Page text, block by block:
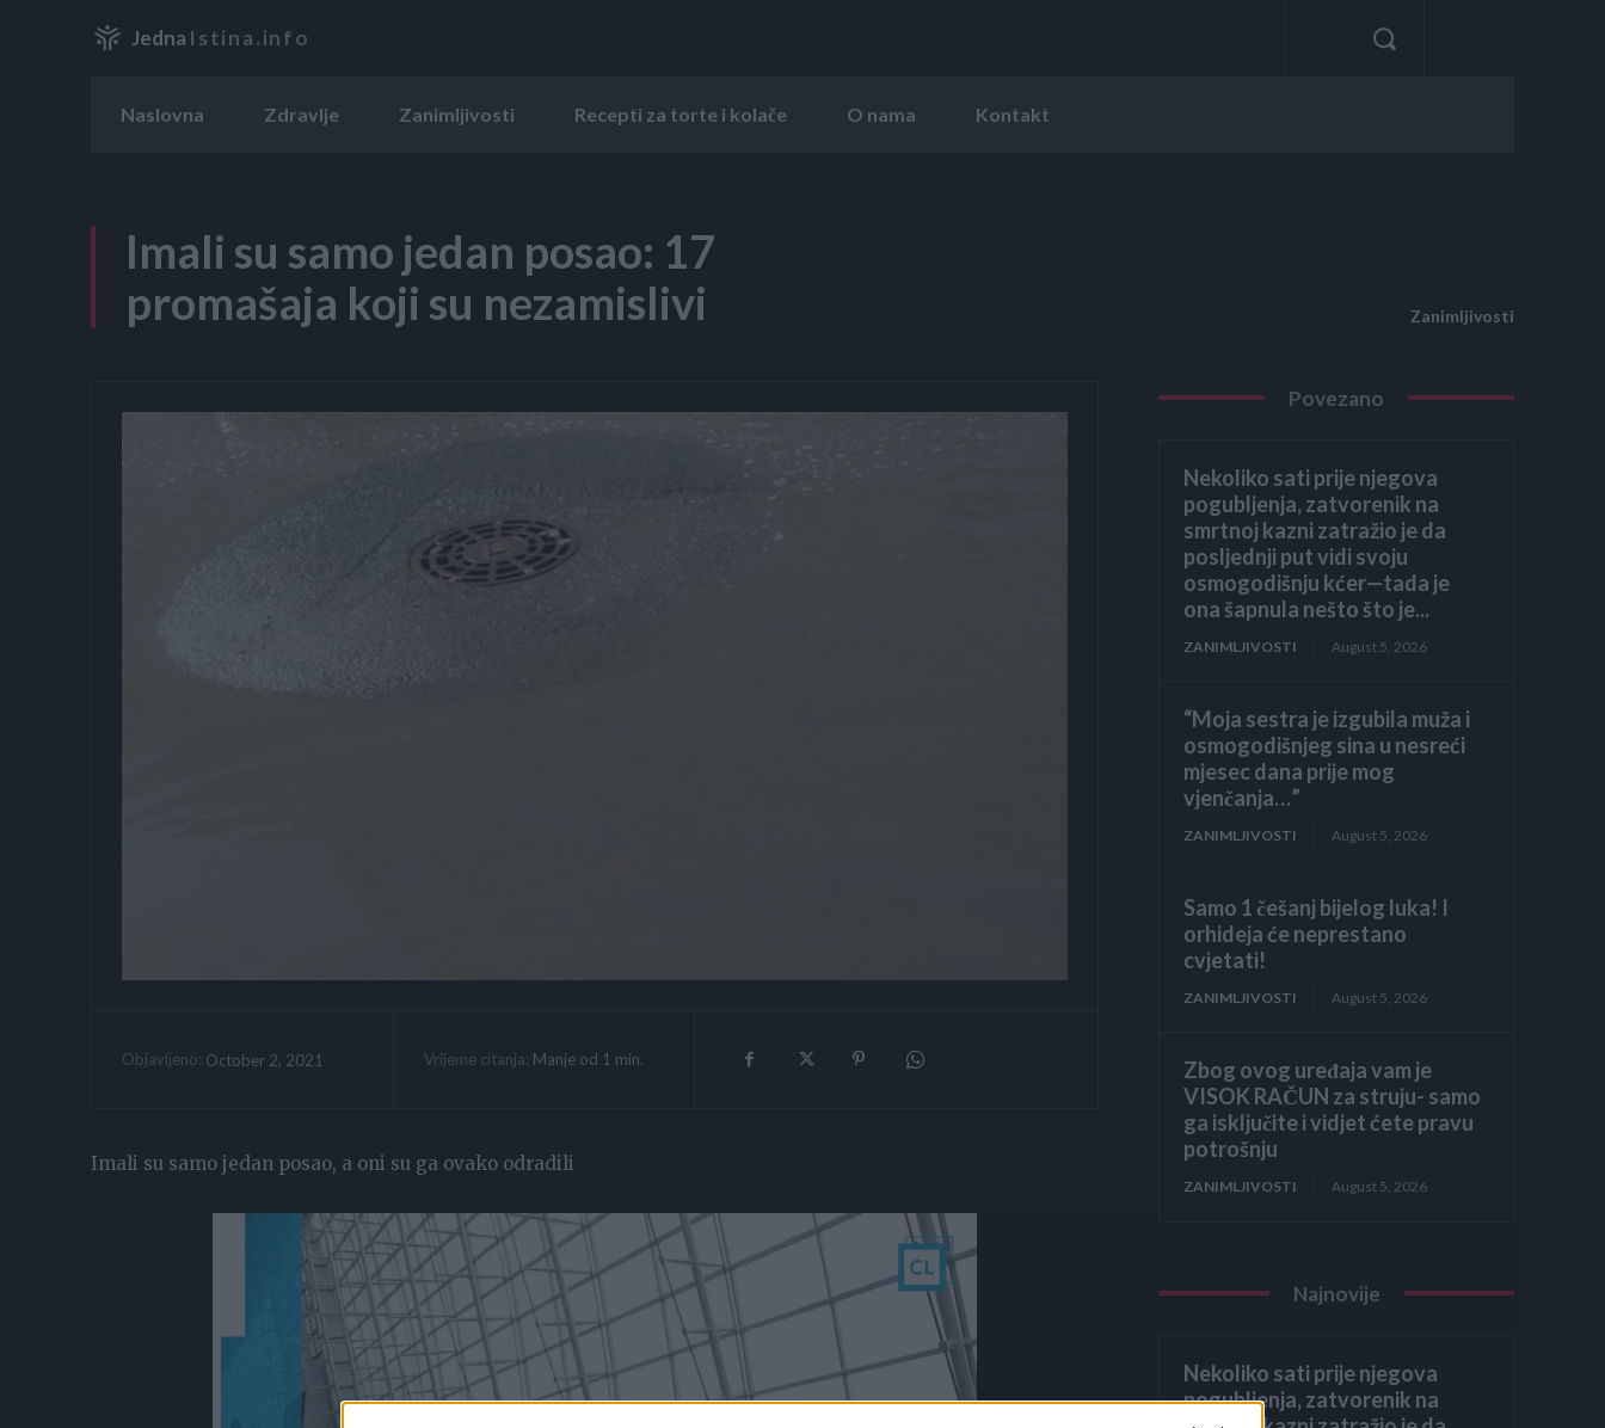
Jedna Istina.info
Naslovna Zdravlje Zanimljivosti Recepti za torte i kolače O nama Kontakt
Imali su samo jedan posao: 17
promašaja koji su nezamislivi
Zanimljivosti
Objavljeno: October 2, 2021 Vrijeme citanja: Manje od 1 min.
Imali su samo jedan posao, a oni su ga ovako odradili
Povezano
Nekoliko sati prije njegova
pogubljenja, zatvorenik na
smrtnoj kazni zatražio je da
posljednji put vidi svoju
osmogodišnju kćer—tada je
ona šapnula nešto što je...
ZANIMLJIVOSTI August 5, 2026
“Moja sestra je izgubila muža i
osmogodišnjeg sina u nesreći
mjesec dana prije mog
vjenčanja…”
ZANIMLJIVOSTI August 5, 2026
Samo 1 češanj bijelog luka! I
orhideja će neprestano
cvjetati!
ZANIMLJIVOSTI August 5, 2026
Zbog ovog uređaja vam je
VISOK RAČUN za struju- samo
ga isključite i vidjet ćete pravu
potrošnju
ZANIMLJIVOSTI August 5, 2026
Najnovije
Nekoliko sati prije njegova
pogubljenja, zatvorenik na